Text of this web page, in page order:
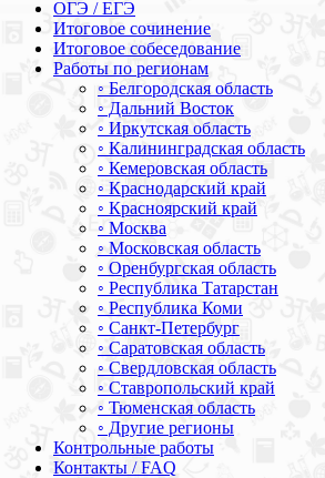
ОГЭ / ЕГЭ
Итоговое сочинение
Итоговое собеседование
Работы по регионам
◦ Белгородская область
◦ Дальний Восток
◦ Иркутская область
◦ Калининградская область
◦ Кемеровская область
◦ Краснодарский край
◦ Красноярский край
◦ Москва
◦ Московская область
◦ Оренбургская область
◦ Республика Татарстан
◦ Республика Коми
◦ Санкт-Петербург
◦ Саратовская область
◦ Свердловская область
◦ Ставропольский край
◦ Тюменская область
◦ Другие регионы
Контрольные работы
Контакты / FAQ